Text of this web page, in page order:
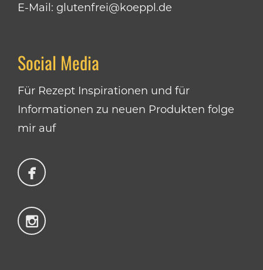
E-Mail: glutenfrei@koeppl.de
Social Media
Für Rezept Inspirationen und für
Informationen zu neuen Produkten folge
mir auf